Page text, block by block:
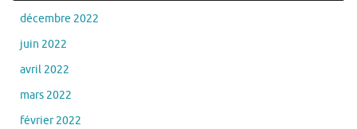
décembre 2022
juin 2022
avril 2022
mars 2022
février 2022